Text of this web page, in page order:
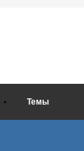
Темы